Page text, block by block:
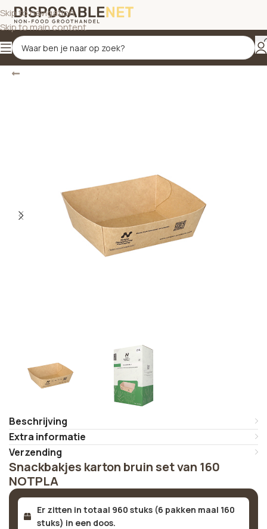
Skip to navigation
Skip to main content
Terug Home/Foodboxen
Beschrijving
Extra informatie
Verzending
Snackbakjes karton bruin set van 160
NOTPLA
Er zitten in totaal 960 stuks (6 pakken maal 160
stuks) in een doos.